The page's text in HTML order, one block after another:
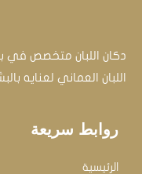
دكان اللبان متخصص في
اللبان العماني لعنايه
روابط سريعة
الرئيسية